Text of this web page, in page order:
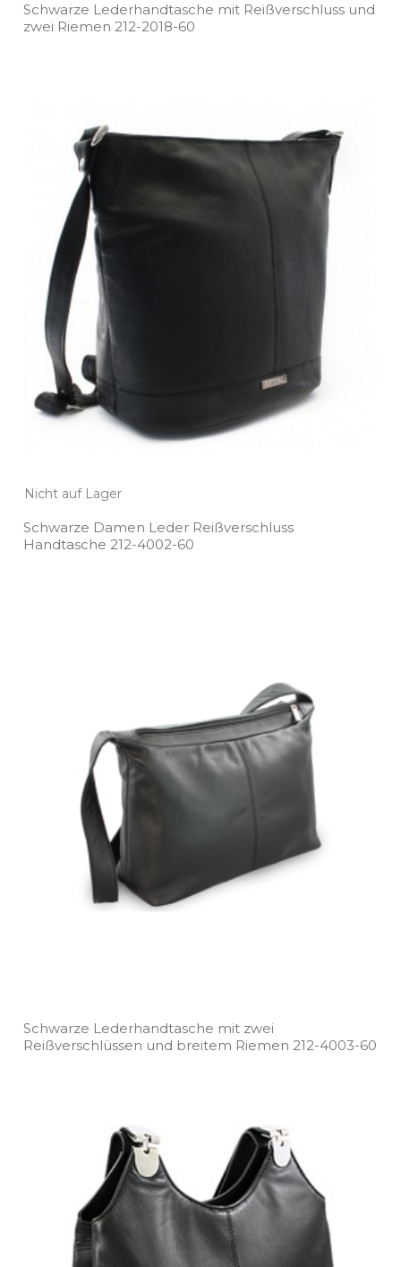
Schwarze Lederhandtasche mit Reißverschluss und
zwei Riemen 212­-2018­-60
Nicht auf Lager
Schwarze Damen Leder Reißverschluss
Handtasche 212­-4002­-60
Schwarze Lederhandtasche mit zwei
Reißverschlüssen und breitem Riemen 212­-4003­-60